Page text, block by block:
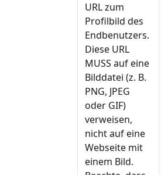
URL zum
Profilbild des
Endbenutzers.
Diese URL
MUSS auf eine
Bilddatei (z. B.
PNG, JPEG
oder GIF)
verweisen,
nicht auf eine
Webseite mit
einem Bild.